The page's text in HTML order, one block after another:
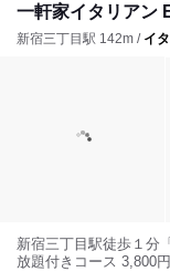
一軒家イタリアン
新宿三丁目駅 142m / イ
新宿三丁目駅徒歩１分
放題付きコース 3,800